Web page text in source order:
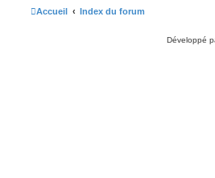
Accueil Index du forum
Développé